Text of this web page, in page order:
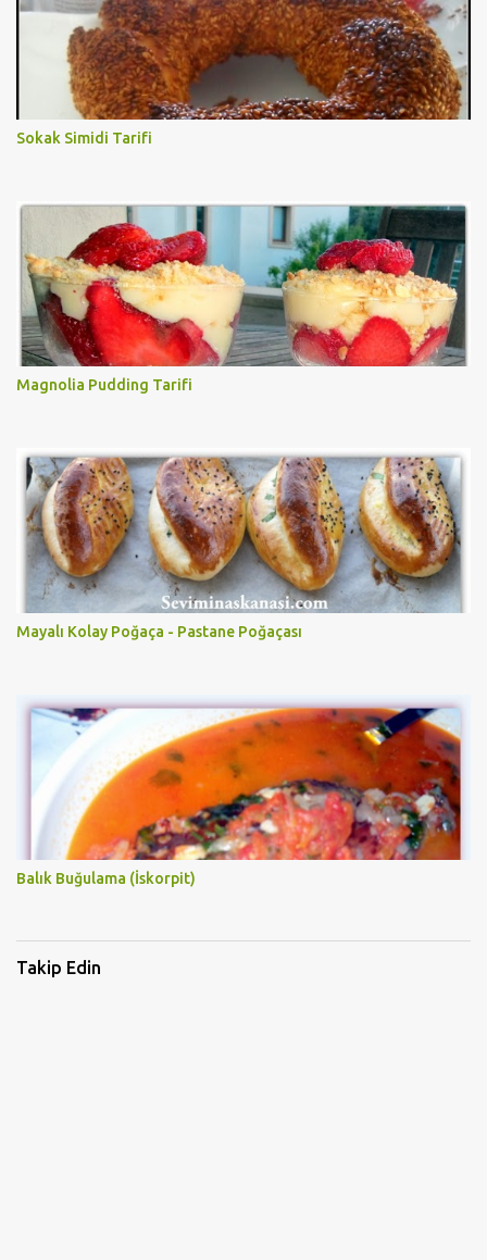
Sokak Simidi Tarifi
Magnolia Pudding Tarifi
Mayalı Kolay Poğaça - Pastane Poğaçası
Balık Buğulama (İskorpit)
Takip Edin